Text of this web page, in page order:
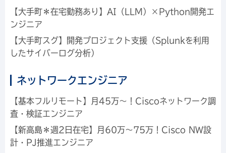
【大手町＊在宅勤務あり】AI（LLM）×Python開発エ
ンジニア
【大手町スグ】開発プロジェクト支援（Splunkを利用
したサイバーログ分析）
ネットワークエンジニア
【基本フルリモート】月45万～！Ciscoネットワーク調
査・検証エンジニア
【新高島＊週2日在宅】月60万～75万！Cisco NW設
計・PJ推進エンジニア